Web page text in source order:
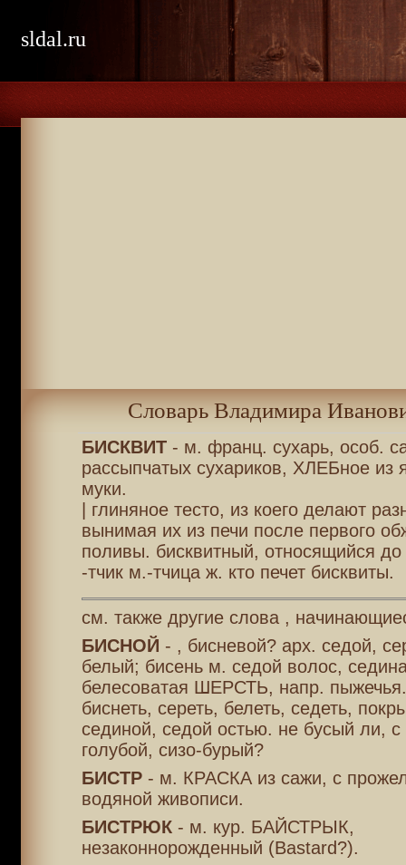
sldal.ru
Словарь Владимира
БИСКВИТ- м. франц. сухарь, особ.
рассыпчатых сухариков, ХЛЕБное из
муки.
| глиняное тесто, из коего делают
вынимая их из печи после первого
поливы. бисквитный, относящийся до
-тчик м.-тчица ж. кто печет бисквиты.
см. также другие слова ,
БИСНОЙ - , бисневой? арх. седой,
белый; бисень м. седой волос,
белесоватая ШЕРСТЬ, напр. пыжечья.
биснеть, сереть, белеть, седеть,
сединой, седой остью. не бусый ли, с
голубой, сизо-бурый?
БИСТР- м. КРАСКА из сажи, с
водяной живописи.
БИСТРЮК- м. кур. БАЙСТРЫК,
незаконнорожденный (Bastard?).